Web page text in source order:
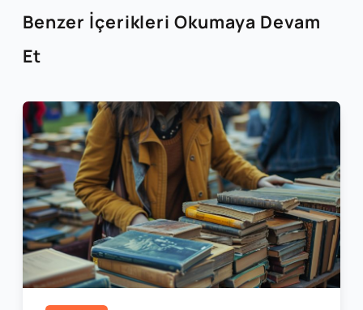
Benzer İçerikleri Okumaya Devam
Et